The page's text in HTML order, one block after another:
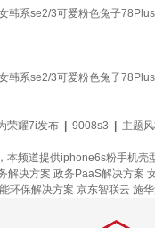
韩系se2/3可爱粉色兔子
韩系se2/3可爱粉色兔子
荣耀7i发布 9008s3 主题
频道提供iphone6s粉手机
解决方案 政务PaaS解决方案
环保解决方案 京东智联云 施